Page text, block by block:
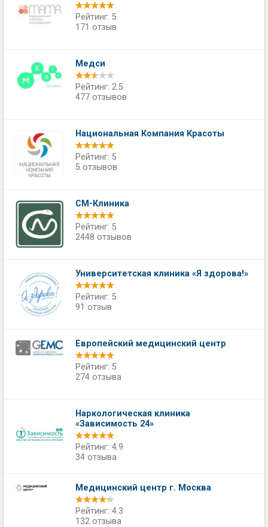
Рейтинг: 5
171 отзыв
Медси
Рейтинг: 2.5
477 отзывов
Национальная Компания Красоты
Рейтинг: 5
5 отзывов
СМ-Клиника
Рейтинг: 5
2448 отзывов
Университетская клиника «Я здорова!»
Рейтинг: 5
91 отзыв
Европейский медицинский центр
Рейтинг: 5
274 отзыва
Наркологическая клиника
«Зависимость 24»
Рейтинг: 4.9
34 отзыва
Медицинский центр г. Москва
Рейтинг: 4.3
132 отзыва